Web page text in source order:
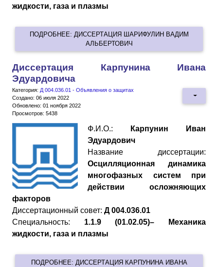
жидкости, газа и плазмы
ПОДРОБНЕЕ: ДИССЕРТАЦИЯ ШАРИФУЛИН ВАДИМ
АЛЬБЕРТОВИЧ
Диссертация Карпунина Ивана
Эдуардовича
Категория: Д 004.036.01 - Объявления о защитах
Создано: 06 июля 2022
Обновлено: 01 ноября 2022
Просмотров: 5438
Ф.И.О.:
Карпунин Иван
Эдуардович
Название диссертации:
Осцилляционная динамика
многофазных систем при
действии осложняющих
факторов
Диссертационный совет: Д 004.036.01
Специальность: 1.1.9 (01.02.05)– Механика
жидкости, газа и плазмы
ПОДРОБНЕЕ: ДИССЕРТАЦИЯ КАРПУНИНА ИВАНА